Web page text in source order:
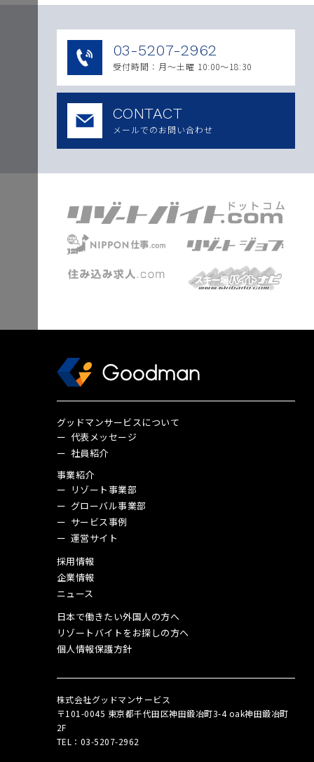
03-5207-2962
受付時間：月〜土曜 10:00～18:30
CONTACT
メールでのお問い合わせ
グッドマンサービスについて
代表メッセージ
社員紹介
事業紹介
リゾート事業部
グローバル事業部
サービス事例
運営サイト
採用情報
企業情報
ニュース
日本で働きたい外国人の方へ
リゾートバイトをお探しの方へ
個人情報保護方針
株式会社グッドマンサービス
〒101-0045 東京都千代田区神田鍛冶町3-4 oak神田鍛冶町
2F
TEL：03‑5207‑2962